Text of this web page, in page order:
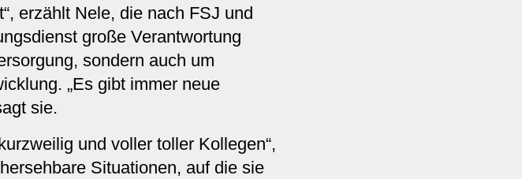
erzählt Nele, die nach FSJ und
große Verantwortung
sondern auch um
„Es gibt immer neue
sie.
und voller toller Kollegen“,
Situationen, auf die sie